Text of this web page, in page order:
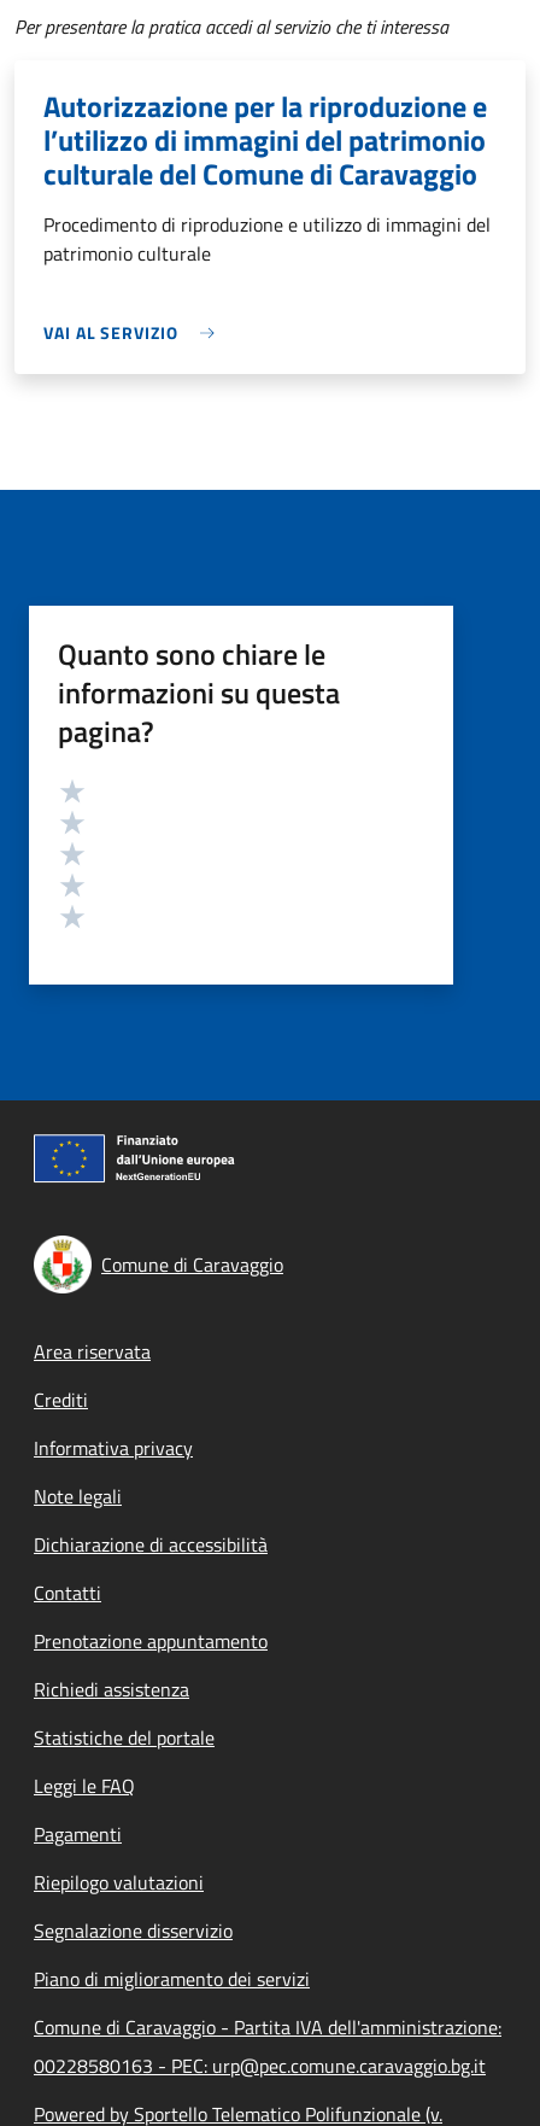
Per presentare la pratica accedi al servizio che ti interessa
Autorizzazione per la riproduzione e
l’utilizzo di immagini del patrimonio
culturale del Comune di Caravaggio
Procedimento di riproduzione e utilizzo di immagini del
patrimonio culturale
VAI AL SERVIZIO
Quanto sono chiare le
informazioni su questa
pagina?
Valutazione
Comune di Caravaggio
Footer menu
Area riservata
Crediti
Informativa privacy
Note legali
Dichiarazione di accessibilità
Contatti
Prenotazione appuntamento
Richiedi assistenza
Statistiche del portale
Leggi le FAQ
Pagamenti
Riepilogo valutazioni
Segnalazione disservizio
Piano di miglioramento dei servizi
Comune di Caravaggio - Partita IVA dell'amministrazione:
00228580163 - PEC: urp@pec.comune.caravaggio.bg.it
Powered by Sportello Telematico Polifunzionale (v.